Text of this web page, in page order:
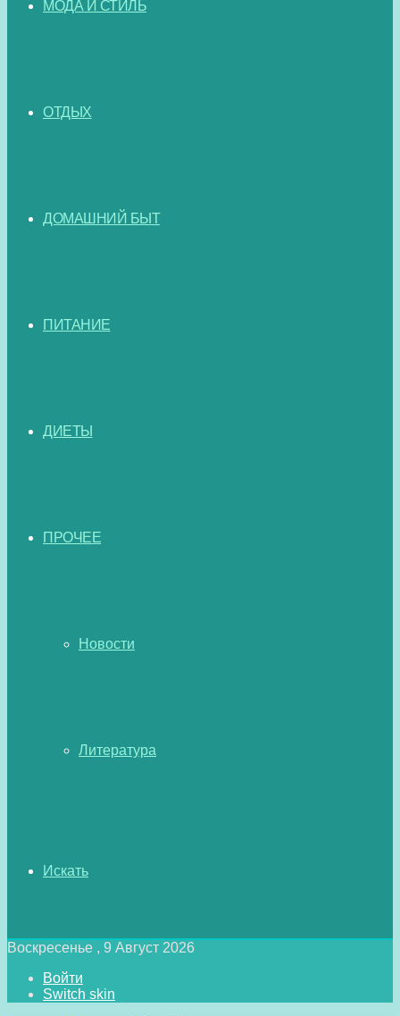
МОДА И СТИЛЬ
ОТДЫХ
ДОМАШНИЙ БЫТ
ПИТАНИЕ
ДИЕТЫ
ПРОЧЕЕ
Новости
Литература
Искать
Воскресенье , 9 Август 2026
Войти
Switch skin